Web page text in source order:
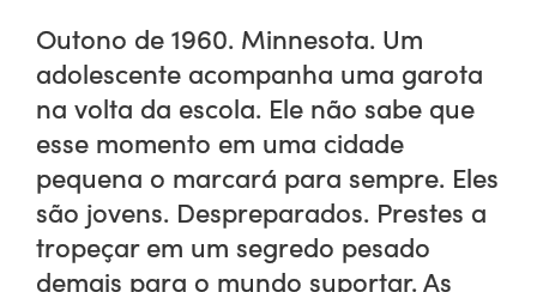
Outono de 1960. Minnesota. Um
adolescente acompanha uma garota
na volta da escola. Ele não sabe que
esse momento em uma cidade
pequena o marcará para sempre. Eles
são jovens. Despreparados. Prestes a
tropeçar em um segredo pesado
demais para o mundo suportar. As